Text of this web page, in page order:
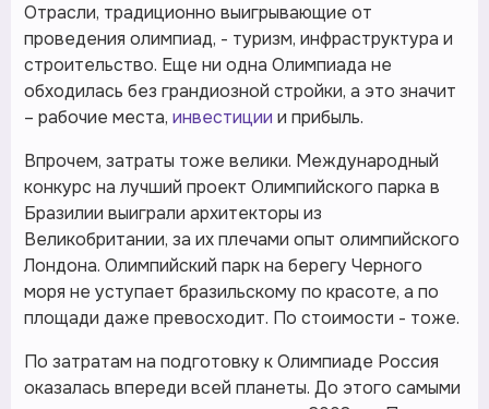
Отрасли, традиционно выигрывающие от
проведения олимпиад, - туризм, инфраструктура и
строительство. Еще ни одна Олимпиада не
обходилась без грандиозной стройки, а это значит
– рабочие места, инвестиции и прибыль.
Впрочем, затраты тоже велики. Международный
конкурс на лучший проект Олимпийского парка в
Бразилии выиграли архитекторы из
Великобритании, за их плечами опыт олимпийского
Лондона. Олимпийский парк на берегу Черного
моря не уступает бразильскому по красоте, а по
площади даже превосходит. По стоимости - тоже.
По затратам на подготовку к Олимпиаде Россия
оказалась впереди всей планеты. До этого самыми